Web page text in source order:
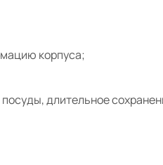
корпуса;
длительное